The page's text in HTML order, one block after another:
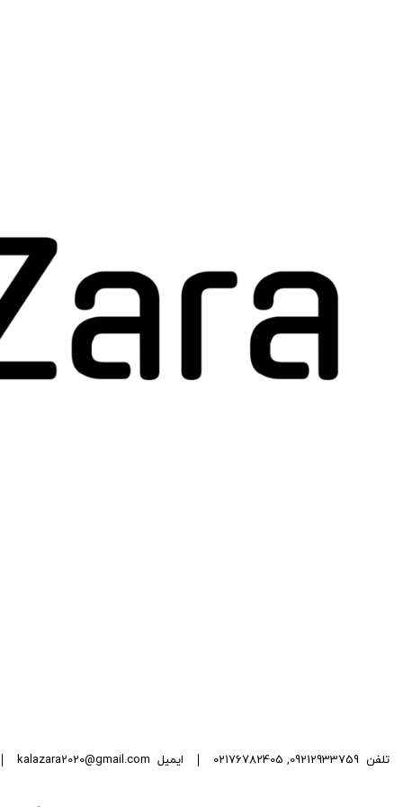
تلفن 09212933759
,
02176782405 ایمیل kalazara2020@gmail.com